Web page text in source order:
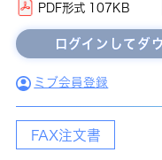
PDF形式 107KB
ミブ会員登録
FAX注文書